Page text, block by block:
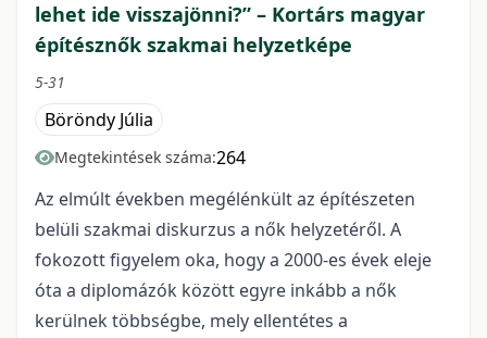
lehet ide visszajönni?” – Kortárs magyar
építésznők szakmai helyzetképe
5-31
Böröndy Júlia
Megtekintések száma:264
Az elmúlt években megélénkült az építészeten
belüli szakmai diskurzus a nők helyzetéről. A
fokozott figyelem oka, hogy a 2000-es évek eleje
óta a diplomázók között egyre inkább a nők
kerülnek többségbe, mely ellentétes a